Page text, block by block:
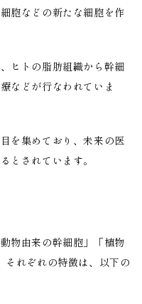
胞などの新たな細胞を作
ヒトの脂肪組織から幹細
などが行なわれていま
を集めており、未来の医
とされています。
物由来の幹細胞」「植物
それぞれの特徴は、以下の